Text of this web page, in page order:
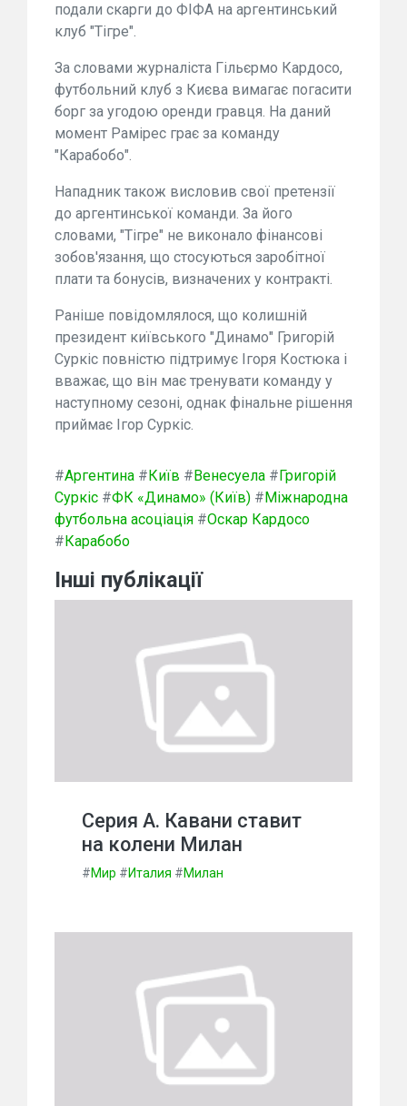
подали скарги до ФІФА на аргентинський
клуб "Тігре".
За словами журналіста Гільєрмо Кардосо,
футбольний клуб з Києва вимагає погасити
борг за угодою оренди гравця. На даний
момент Рамірес грає за команду
"Карабобо".
Нападник також висловив свої претензії
до аргентинської команди. За його
словами, "Тігре" не виконало фінансові
зобов'язання, що стосуються заробітної
плати та бонусів, визначених у контракті.
Раніше повідомлялося, що колишній
президент київського "Динамо" Григорій
Суркіс повністю підтримує Ігоря Костюка і
вважає, що він має тренувати команду у
наступному сезоні, однак фінальне рішення
приймає Ігор Суркіс.
#Аргентина #Київ #Венесуела #Григорій
Суркіс #ФК «Динамо» (Київ) #Міжнародна
футбольна асоціація #Оскар Кардосо
#Карабобо
Інші публікації
Серия А. Кавани ставит
на колени Милан
#Мир #Италия #Милан